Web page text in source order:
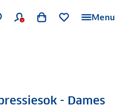
Menu
- Dames